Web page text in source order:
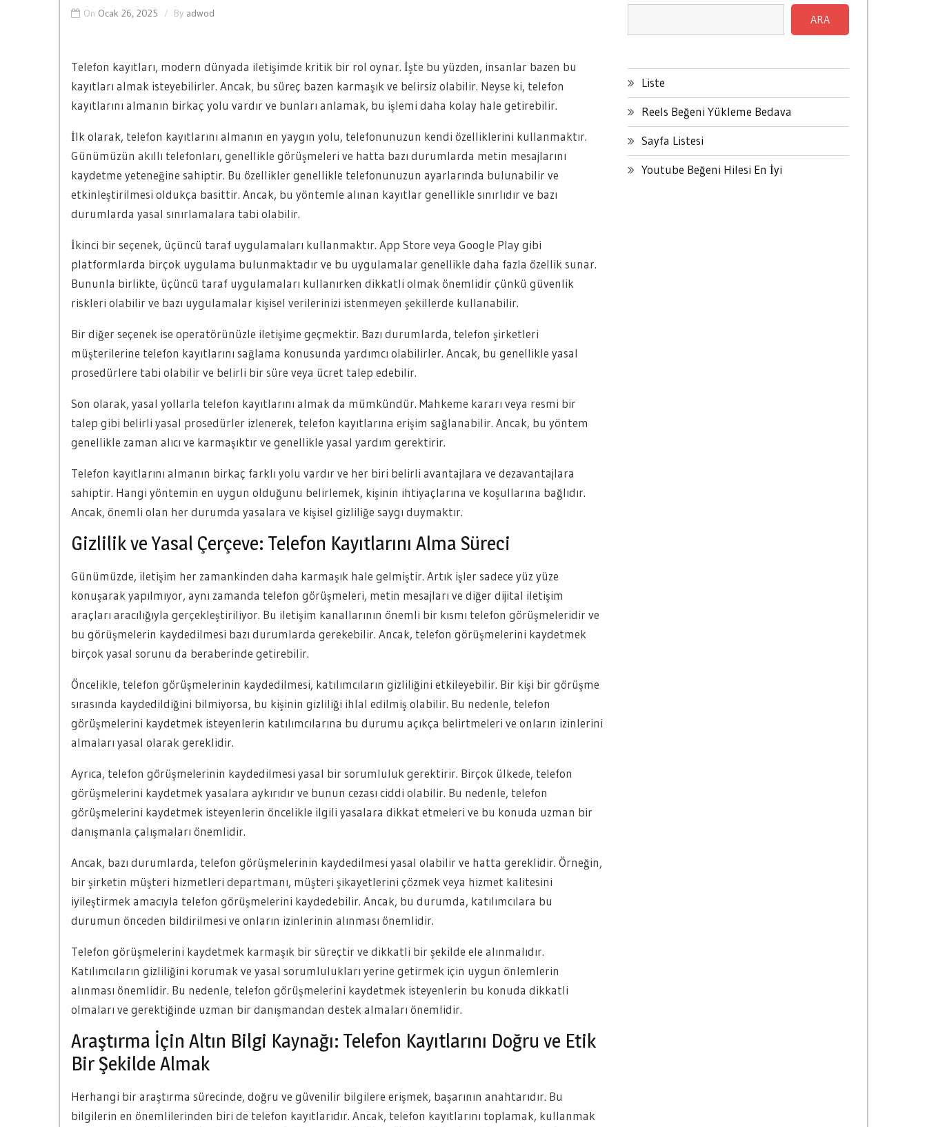
On Ocak 26, 2025 By adwod
Telefon kayıtları, modern dünyada iletişimde kritik bir rol oynar. İşte bu yüzden, insanlar bazen bu
kayıtları almak isteyebilirler. Ancak, bu süreç bazen karmaşık ve belirsiz olabilir. Neyse ki, telefon
kayıtlarını almanın birkaç yolu vardır ve bunları anlamak, bu işlemi daha kolay hale getirebilir.
İlk olarak, telefon kayıtlarını almanın en yaygın yolu, telefonunuzun kendi özelliklerini kullanmaktır.
Günümüzün akıllı telefonları, genellikle görüşmeleri ve hatta bazı durumlarda metin mesajlarını
kaydetme yeteneğine sahiptir. Bu özellikler genellikle telefonunuzun ayarlarında bulunabilir ve
etkinleştirilmesi oldukça basittir. Ancak, bu yöntemle alınan kayıtlar genellikle sınırlıdır ve bazı
durumlarda yasal sınırlamalara tabi olabilir.
İkinci bir seçenek, üçüncü taraf uygulamaları kullanmaktır. App Store veya Google Play gibi
platformlarda birçok uygulama bulunmaktadır ve bu uygulamalar genellikle daha fazla özellik sunar.
Bununla birlikte, üçüncü taraf uygulamaları kullanırken dikkatli olmak önemlidir çünkü güvenlik
riskleri olabilir ve bazı uygulamalar kişisel verilerinizi istenmeyen şekillerde kullanabilir.
Bir diğer seçenek ise operatörünüzle iletişime geçmektir. Bazı durumlarda, telefon şirketleri
müşterilerine telefon kayıtlarını sağlama konusunda yardımcı olabilirler. Ancak, bu genellikle yasal
prosedürlere tabi olabilir ve belirli bir süre veya ücret talep edebilir.
Son olarak, yasal yollarla telefon kayıtlarını almak da mümkündür. Mahkeme kararı veya resmi bir
talep gibi belirli yasal prosedürler izlenerek, telefon kayıtlarına erişim sağlanabilir. Ancak, bu yöntem
genellikle zaman alıcı ve karmaşıktır ve genellikle yasal yardım gerektirir.
Telefon kayıtlarını almanın birkaç farklı yolu vardır ve her biri belirli avantajlara ve dezavantajlara
sahiptir. Hangi yöntemin en uygun olduğunu belirlemek, kişinin ihtiyaçlarına ve koşullarına bağlıdır.
Ancak, önemli olan her durumda yasalara ve kişisel gizliliğe saygı duymaktır.
Gizlilik ve Yasal Çerçeve: Telefon Kayıtlarını Alma Süreci
Günümüzde, iletişim her zamankinden daha karmaşık hale gelmiştir. Artık işler sadece yüz yüze
konuşarak yapılmıyor, aynı zamanda telefon görüşmeleri, metin mesajları ve diğer dijital iletişim
araçları aracılığıyla gerçekleştiriliyor. Bu iletişim kanallarının önemli bir kısmı telefon görüşmeleridir ve
bu görüşmelerin kaydedilmesi bazı durumlarda gerekebilir. Ancak, telefon görüşmelerini kaydetmek
birçok yasal sorunu da beraberinde getirebilir.
Öncelikle, telefon görüşmelerinin kaydedilmesi, katılımcıların gizliliğini etkileyebilir. Bir kişi bir görüşme
sırasında kaydedildiğini bilmiyorsa, bu kişinin gizliliği ihlal edilmiş olabilir. Bu nedenle, telefon
görüşmelerini kaydetmek isteyenlerin katılımcılarına bu durumu açıkça belirtmeleri ve onların izinlerini
almaları yasal olarak gereklidir.
Ayrıca, telefon görüşmelerinin kaydedilmesi yasal bir sorumluluk gerektirir. Birçok ülkede, telefon
görüşmelerini kaydetmek yasalara aykırıdır ve bunun cezası ciddi olabilir. Bu nedenle, telefon
görüşmelerini kaydetmek isteyenlerin öncelikle ilgili yasalara dikkat etmeleri ve bu konuda uzman bir
danışmanla çalışmaları önemlidir.
Ancak, bazı durumlarda, telefon görüşmelerinin kaydedilmesi yasal olabilir ve hatta gereklidir. Örneğin,
bir şirketin müşteri hizmetleri departmanı, müşteri şikayetlerini çözmek veya hizmet kalitesini
iyileştirmek amacıyla telefon görüşmelerini kaydedebilir. Ancak, bu durumda, katılımcılara bu
durumun önceden bildirilmesi ve onların izinlerinin alınması önemlidir.
Telefon görüşmelerini kaydetmek karmaşık bir süreçtir ve dikkatli bir şekilde ele alınmalıdır.
Katılımcıların gizliliğini korumak ve yasal sorumlulukları yerine getirmek için uygun önlemlerin
alınması önemlidir. Bu nedenle, telefon görüşmelerini kaydetmek isteyenlerin bu konuda dikkatli
olmaları ve gerektiğinde uzman bir danışmandan destek almaları önemlidir.
Araştırma İçin Altın Bilgi Kaynağı: Telefon Kayıtlarını Doğru ve Etik
Bir Şekilde Almak
Herhangi bir araştırma sürecinde, doğru ve güvenilir bilgilere erişmek, başarının anahtarıdır. Bu
bilgilerin en önemlilerinden biri de telefon kayıtlarıdır. Ancak, telefon kayıtlarını toplamak, kullanmak
ARA
Liste
Reels Beğeni Yükleme Bedava
Sayfa Listesi
Youtube Beğeni Hilesi En İyi